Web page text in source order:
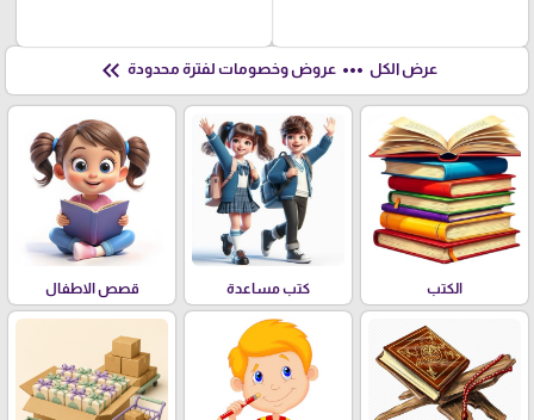
عرض الكل more_horiz عروض وخصومات لفترة محدودة keyboard_double_arrow_left
الكتب كتب مساعدة قصص الاطفال